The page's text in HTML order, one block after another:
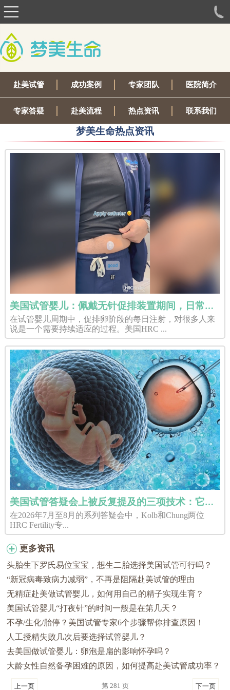
赴美试管 成功案例 专家团队 医院简介
专家答疑 赴美流程 热点资讯 联系我们
梦美生命热点资讯
美国试管婴儿：佩戴无针促排装置期间，日常生活会受影响吗？
在试管婴儿周期中，促排卵阶段的每日注射，对很多人来
说是一个需要持续适应的过程。美国HRC ...
美国试管答疑会上被反复提及的三项技术：它们分别解决了什么问题？
在2026年7月至8月的系列答疑会中，Kolb和Chung两位
HRC Fertility专...
更多资讯
头胎生下罗氏易位宝宝，想生二胎选择美国试管可行吗？
“新冠病毒致病力减弱”，不再是阻隔赴美试管的理由
无精症赴美做试管婴儿，如何用自己的精子实现生育？
美国试管婴儿“打夜针”的时间一般是在第几天？
不孕/生化/胎停？美国试管专家6个步骤帮你排查原因！
人工授精失败几次后要选择试管婴儿？
去美国做试管婴儿：卵泡是扁的影响怀孕吗？
大龄女性自然备孕困难的原因，如何提高赴美试管成功率？
上一页 第 281 页 下一页